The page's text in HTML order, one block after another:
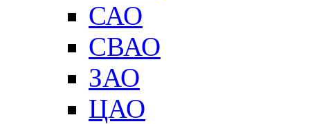
САО
СВАО
ЗАО
ЦАО